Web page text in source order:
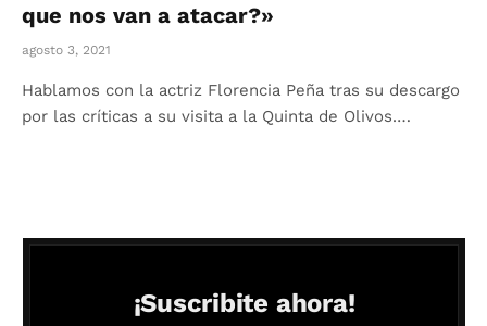
que nos van a atacar?»
agosto 3, 2021
Hablamos con la actriz Florencia Peña tras su descargo
por las críticas a su visita a la Quinta de Olivos.…
¡Suscribite ahora!